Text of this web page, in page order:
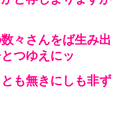
々さんをば生み出
つゆえにッ
も無きにしも非ず